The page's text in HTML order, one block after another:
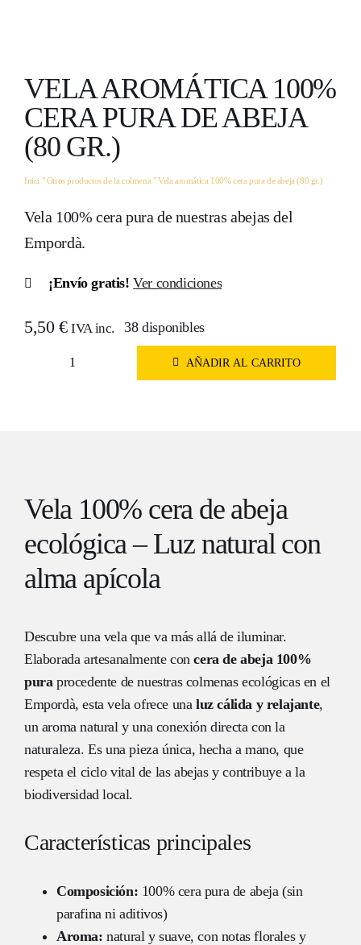
VELA AROMÁTICA 100%
CERA PURA DE ABEJA
(80 GR.)
Inici "Otros productos de la colmena "Vela aromática 100% cera pura de abeja (80 gr.)
Vela 100% cera pura de nuestras abejas del
Empordà.
¡Envío gratis! Ver condiciones
5,50 € IVA inc. 38 disponibles
gr.)
cantidad
AÑADIR AL CARRITO
Vela 100% cera de abeja
ecológica – Luz natural con
alma apícola
Descubre una vela que va más allá de iluminar.
Elaborada artesanalmente concera de abeja 100%
pura procedente de nuestras colmenas ecológicas en el
Empordà, esta vela ofrece una luz cálida y relajante,
un aroma natural y una conexión directa con la
naturaleza. Es una pieza única, hecha a mano, que
respeta el ciclo vital de las abejas y contribuye a la
biodiversidad local.
Características principales
Composición: 100% cera pura de abeja (sin
parafina ni aditivos)
Aroma: natural y suave, con notas florales y